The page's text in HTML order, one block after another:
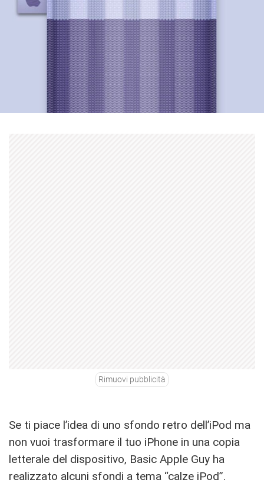
Rimuovi pubblicità
Se ti piace l’idea di uno sfondo retro dell’iPod ma
non vuoi trasformare il tuo iPhone in una copia
letterale del dispositivo, Basic Apple Guy ha
realizzato alcuni sfondi a tema “calze iPod”.